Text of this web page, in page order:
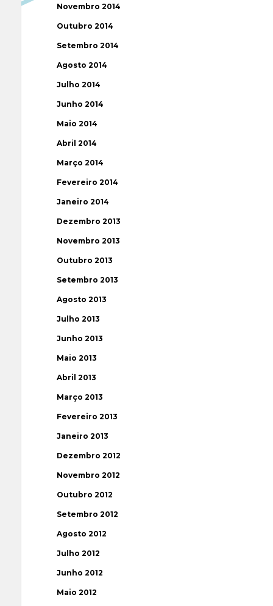
Novembro 2014
Outubro 2014
Setembro 2014
Agosto 2014
Julho 2014
Junho 2014
Maio 2014
Abril 2014
Março 2014
Fevereiro 2014
Janeiro 2014
Dezembro 2013
Novembro 2013
Outubro 2013
Setembro 2013
Agosto 2013
Julho 2013
Junho 2013
Maio 2013
Abril 2013
Março 2013
Fevereiro 2013
Janeiro 2013
Dezembro 2012
Novembro 2012
Outubro 2012
Setembro 2012
Agosto 2012
Julho 2012
Junho 2012
Maio 2012